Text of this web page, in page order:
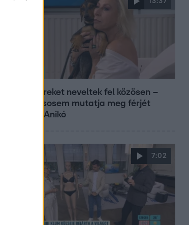
Öt gyereket neveltek fel közösen –
szinte sosem mutatja meg férjét
Ungár Anikó
7:02